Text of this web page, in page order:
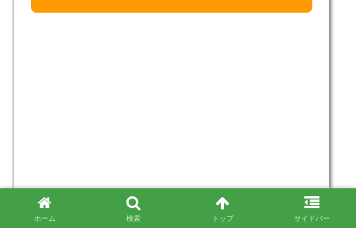
ホーム 検索 トップ サイドバー